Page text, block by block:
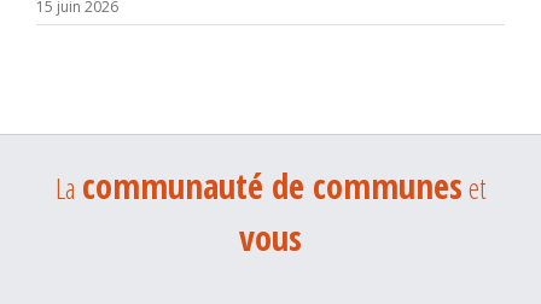
15 juin 2026
La communauté de communeset
vous